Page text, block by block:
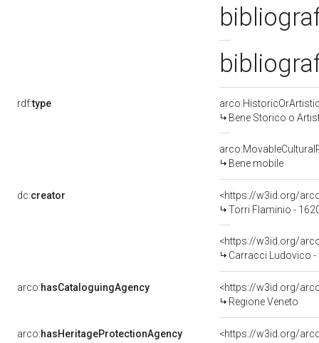
rdf:type
Bene Storico o
Bene mobile
dc:creator
<https://w3id.org/
Torri Flaminio -
<https://w3id.org/
Carracci Ludovico
arco:hasCataloguingAgency
<https://w3id.org/
Regione Veneto
arco:hasHeritageProtectionAgency
<https://w3id.org/